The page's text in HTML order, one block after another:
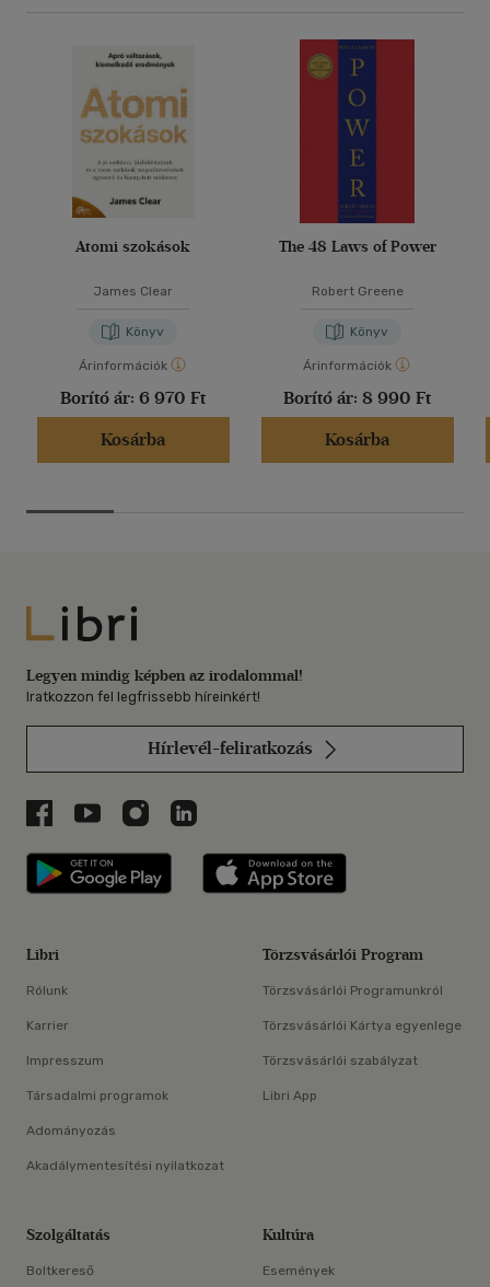
Atomi szokások
James Clear
Könyv
Árinformációk
Borító ár: 6 970 Ft
Kosárba
The 48 Laws of Power
Robert Greene
Könyv
Árinformációk
Borító ár: 8 990 Ft
Kosárba
Libri
Legyen mindig képben az irodalommal!
Iratkozzon fel legfrissebb híreinkért!
Hírlevél-feliratkozás
Libri a Facebookon
Libri a Youtube-on
Libri az Instagramon
Libri a LinkedInen
Libri applikáció Szerezd meg: Google
Libri
Rólunk
Karrier
Impresszum
Társadalmi programok
Adományozás
Akadálymentesítési nyilatkozat
Törzsvásárlói Program
Törzsvásárlói Programunkról
Törzsvásárlói Kártya egyenlege
Törzsvásárlói szabályzat
Libri App
Szolgáltatás
Boltkereső
Kultúra
Események